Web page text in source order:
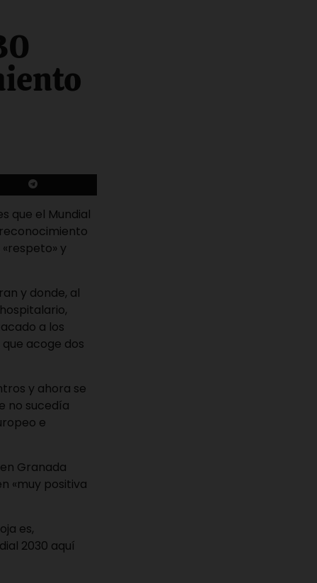
que el Mundial
y
y donde, al
a los
acoge dos
y ahora se
no sucedía
e
Granada
«muy positiva
es,
2030 aquí